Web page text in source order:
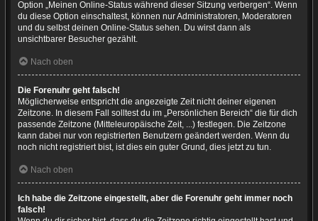
Option „Meinen Online-Status während dieser Sitzung verbergen“. Wenn
du diese Option einschaltest, können nur Administratoren, Moderatoren
und du selbst deinen Online-Status sehen. Du wirst dann als
unsichtbarer Besucher gezählt.
Nach oben
Die Forenuhr geht falsch!
Möglicherweise entspricht die angezeigte Zeit nicht deiner eigenen
Zeitzone. In diesem Fall solltest du im „Persönlichen Bereich“ die für dich
passende Zeitzone (Mitteleuropäische Zeit, ...) festlegen. Die Zeitzone
kann dabei nur von registrierten Benutzern geändert werden. Wenn du
noch nicht registriert bist, ist dies ein guter Grund, dies jetzt zu tun.
Nach oben
Ich habe die Zeitzone eingestellt, aber die Forenuhr geht immer noch
falsch!